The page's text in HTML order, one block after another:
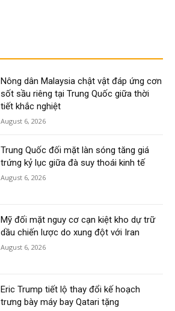
Nông dân Malaysia chật vật đáp ứng cơn
sốt sầu riêng tại Trung Quốc giữa thời
tiết khắc nghiệt
August 6, 2026
Trung Quốc đối mặt làn sóng tăng giá
trứng kỷ lục giữa đà suy thoái kinh tế
August 6, 2026
Mỹ đối mặt nguy cơ cạn kiệt kho dự trữ
dầu chiến lược do xung đột với Iran
August 6, 2026
Eric Trump tiết lộ thay đổi kế hoạch
trưng bày máy bay Qatari tặng